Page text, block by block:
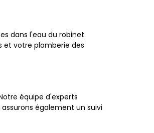
dans l'eau du robinet.
et votre plomberie des
équipe d'experts
également un suivi